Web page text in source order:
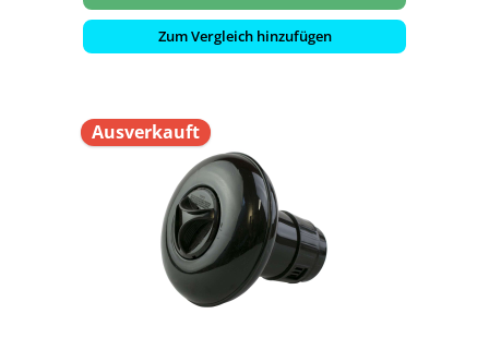
Zum Vergleich hinzufügen
Ausverkauft